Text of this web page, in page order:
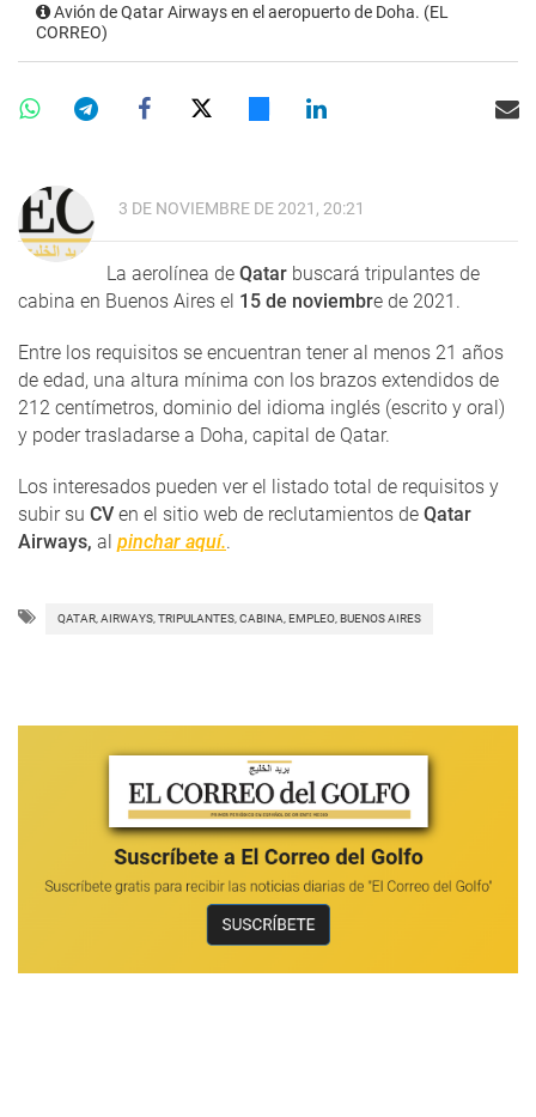
Avión de Qatar Airways en el aeropuerto de Doha. (EL
CORREO)
3 DE NOVIEMBRE DE 2021, 20:21
La aerolínea de Qatar buscará tripulantes de
cabina en Buenos Aires el 15 de noviembre de 2021.
Entre los requisitos se encuentran tener al menos 21 años
de edad, una altura mínima con los brazos extendidos de
212 centímetros, dominio del idioma inglés (escrito y oral)
y poder trasladarse a Doha, capital de Qatar.
Los interesados pueden ver el listado total de requisitos y
subir su CV en el sitio web de reclutamientos de Qatar
Airways, al pinchar aquí..
QATAR, AIRWAYS, TRIPULANTES, CABINA, EMPLEO, BUENOS AIRES